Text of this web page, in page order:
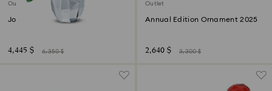
Outlet
Joyful Poinsettia
4,445 $ 6,350 $
Outlet
Annual Edition Ornament 2025
2,640 $ 3,300 $